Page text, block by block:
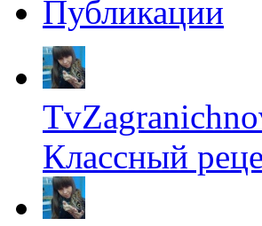
Публикации
Классный